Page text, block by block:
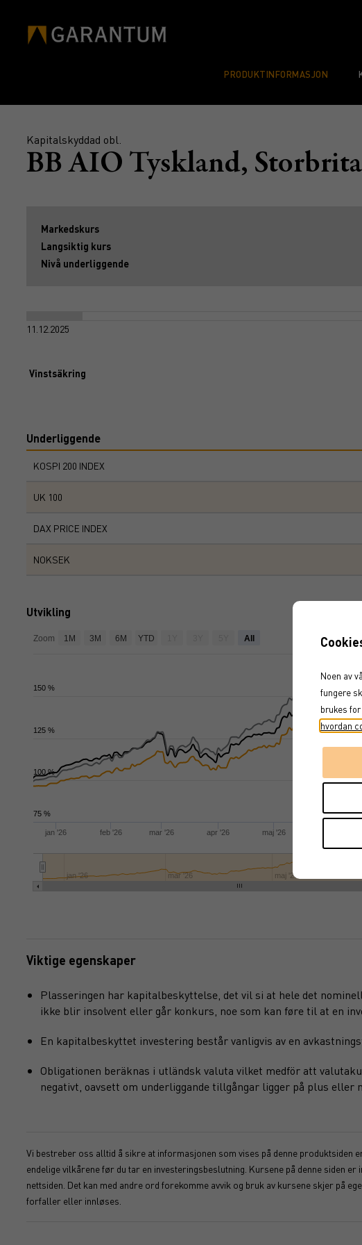
PRODUKTINFORMASJON
Kapitalskyddad obl.
BB AIO Tyskland,
Markedskurs
Langsiktig kurs
Nivå underliggende
11.12.2025
Vinstsäkring
Underliggende
KOSPI 200 INDEX
UK 100
DAX PRICE INDEX
NOKSEK
Utvikling
jan '26 feb '26 mar '26 apr '26 maj '26
jan '26 mar '26 maj '26
100 %
150 %
75 %
125 %
Zoom 1M 3M 6M YTD All dec 19, 2025
Viktige egenskaper
Plasseringen har kapitalbeskyttelse, det vil si at hele det
ikke blir insolvent eller går konkurs, noe som kan føre til at en
En kapitalbeskyttet investering består vanligvis av en
Obligationen beräknas i utländsk valuta vilket medför att
negativt, oavsett om underliggande tillgångar ligger på plus eller
Vi bestreber oss alltid å sikre at informasjonen som vises på denne
endelige vilkårene før du tar en investeringsbeslutning. Kursene på denne siden
nettsiden. Det kan med andre ord forekomme avvik og bruk av kursene skjer på
forfaller eller innløses.
Noen av
fungere
brukes
hvordan